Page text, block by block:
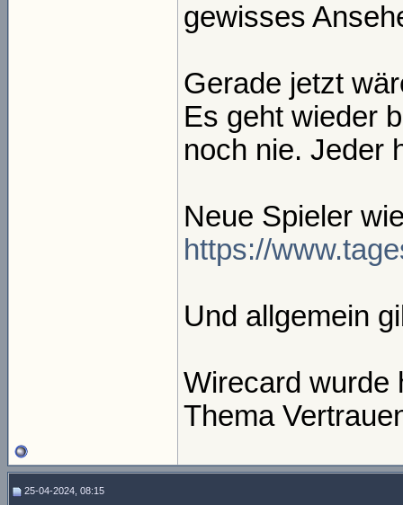
gewisses
Gerade jetzt
Es geht wieder
noch nie. Jeder
Neue Spieler
https://
Und allgemein
Wirecard wurde
Thema
25-04-2024, 08:15